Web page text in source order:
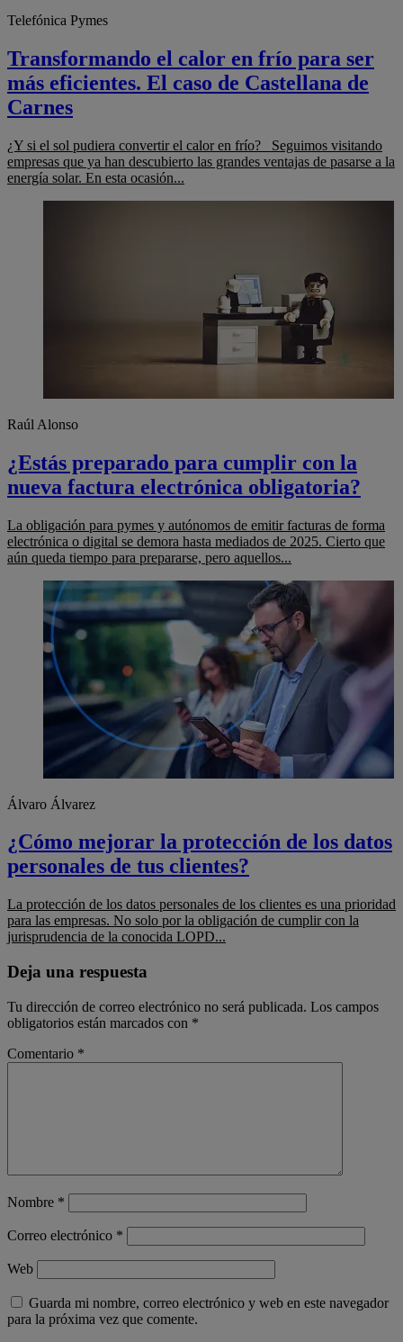
Telefónica Pymes
Transformando el calor en frío para ser
más eficientes. El caso de Castellana de
Carnes
¿Y si el sol pudiera convertir el calor en frío? Seguimos visitando
empresas que ya han descubierto las grandes ventajas de pasarse a la
energía solar. En esta ocasión...
Raúl Alonso
¿Estás preparado para cumplir con la
nueva factura electrónica obligatoria?
La obligación para pymes y autónomos de emitir facturas de forma
electrónica o digital se demora hasta mediados de 2025. Cierto que
aún queda tiempo para prepararse, pero aquellos...
Álvaro Álvarez
¿Cómo mejorar la protección de los datos
personales de tus clientes?
La protección de los datos personales de los clientes es una prioridad
para las empresas. No solo por la obligación de cumplir con la
jurisprudencia de la conocida LOPD...
Deja una respuesta
Tu dirección de correo electrónico no será publicada. Los campos
obligatorios están marcados con *
Comentario *
Nombre *
Correo electrónico *
Web
Guarda mi nombre, correo electrónico y web en este navegador
para la próxima vez que comente.